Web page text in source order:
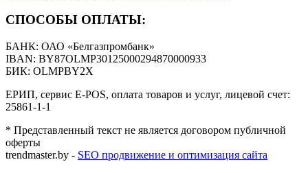
СПОСОБЫ ОПЛАТЫ:
БАНК: ОАО «Белгазпромбанк»
IBAN: BY87OLMP30125000294870000933
БИК: OLMPBY2X
ЕРИП, сервис E-POS, оплата товаров и услуг, лицевой счет:
25861-1-1
* Представленный текст не является договором публичной
оферты
trendmaster.by - SEO продвижение и оптимизация сайта